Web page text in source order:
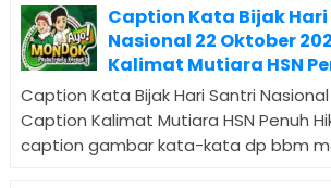
Caption Kata Bijak
Nasional 22 Oktober
Kalimat Mutiara HSN
Caption Kata Bijak Hari Santri
Caption Kalimat Mutiara HSN Penuh
caption gambar kata-kata dp bbm